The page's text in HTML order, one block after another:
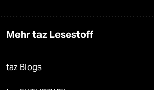
Mehr taz Lesestoff
taz Blogs